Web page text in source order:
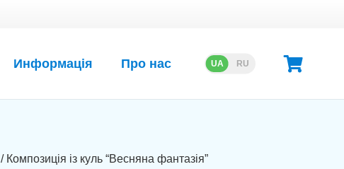
Информація Про нас UA RU
/ Композиція із куль “Весняна фантазія”